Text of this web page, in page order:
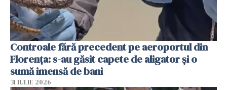
Controale fără precedent pe aeroportul din
Florența: s-au găsit capete de aligator și o
sumă imensă de bani
31 IULIE 2026